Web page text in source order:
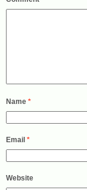
Name *
Email *
Website